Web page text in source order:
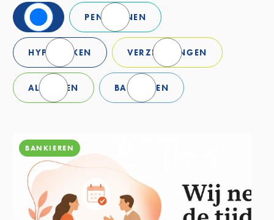
ALLE PENSIOENEN
HYPOTHEKEN VERZEKERINGEN
ALGEMEEN BANKIEREN
BANKIEREN